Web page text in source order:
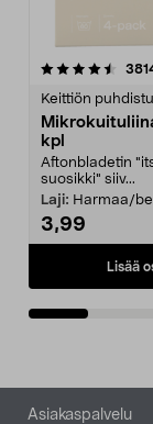
Keittiön
kpl
Aftonbladetin
suosikki" siiv...
Laji: Harmaa/
3,99
Lisää
Asiakaspalvelu